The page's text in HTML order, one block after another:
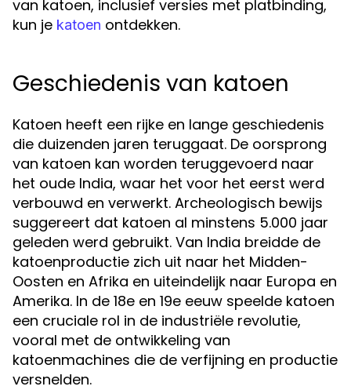
van katoen, inclusief versies met platbinding,
kun je katoen ontdekken.
Geschiedenis van katoen
Katoen heeft een rijke en lange geschiedenis
die duizenden jaren teruggaat. De oorsprong
van katoen kan worden teruggevoerd naar
het oude India, waar het voor het eerst werd
verbouwd en verwerkt. Archeologisch bewijs
suggereert dat katoen al minstens 5.000 jaar
geleden werd gebruikt. Van India breidde de
katoenproductie zich uit naar het Midden-
Oosten en Afrika en uiteindelijk naar Europa en
Amerika. In de 18e en 19e eeuw speelde katoen
een cruciale rol in de industriële revolutie,
vooral met de ontwikkeling van
katoenmachines die de verfijning en productie
versnelden.